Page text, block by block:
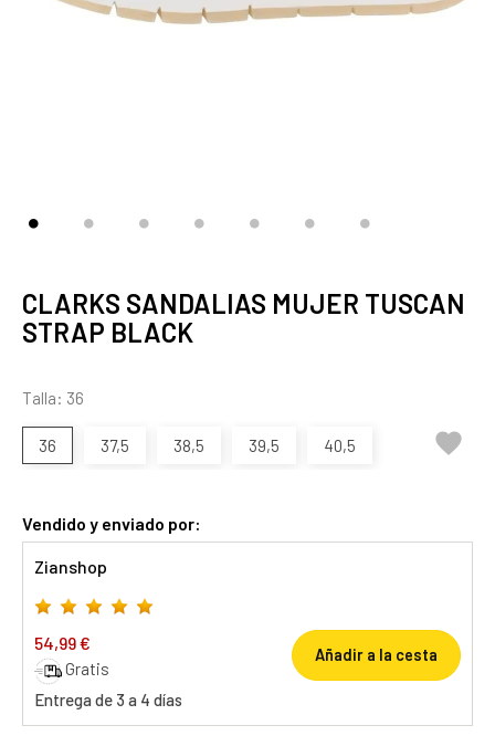
CLARKS SANDALIAS MUJER TUSCAN
STRAP BLACK
Talla: 36
36 37,5 38,5 39,5 40,5 
Vendido y enviado por:
Zianshop
54,99 €
Gratis
Entrega de 3 a 4 días
Añadir a la cesta